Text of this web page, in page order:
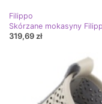
Filippo
Skórzane mokasyny
319,69 zł